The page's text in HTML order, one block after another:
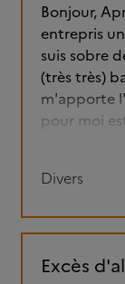
Bonjour,
entrepris
suis sobre
(très très)
m'apporte
pour moi est
Divers
Excès